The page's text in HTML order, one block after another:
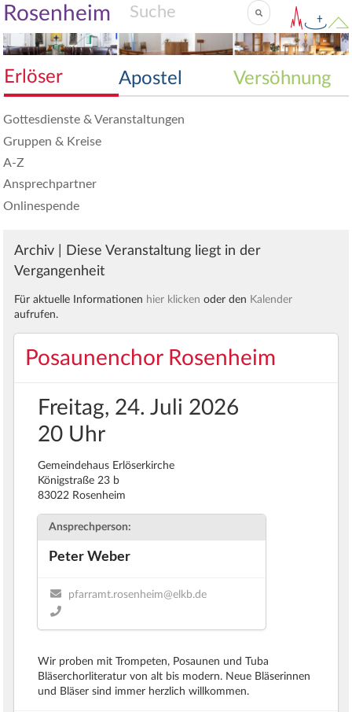
Rosenheim
Erlöser Apostel Versöhnung
Gottesdienste & Veranstaltungen
Gruppen & Kreise
A-Z
Ansprechpartner
Onlinespende
Archiv | Diese Veranstaltung liegt in der
Vergangenheit
Für aktuelle Informationen hier klicken oder den Kalender
aufrufen.
Posaunenchor Rosenheim
Freitag, 24. Juli 2026
20 Uhr
Gemeindehaus Erlöserkirche
Königstraße 23 b
83022 Rosenheim
Ansprechperson:
Peter Weber
pfarramt.rosenheim@elkb.de
Wir proben mit Trompeten, Posaunen und Tuba
Bläserchorliteratur von alt bis modern. Neue Bläserinnen
und Bläser sind immer herzlich willkommen.